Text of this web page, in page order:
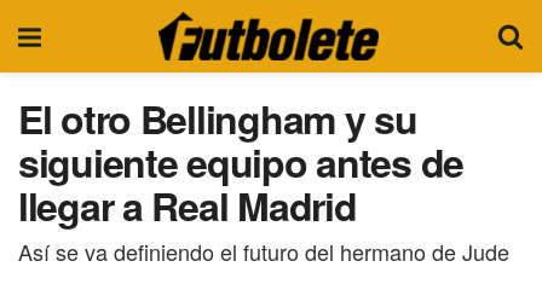
El otro Bellingham y su
siguiente equipo antes de
llegar a Real Madrid
Así se va definiendo el futuro del hermano de Jude